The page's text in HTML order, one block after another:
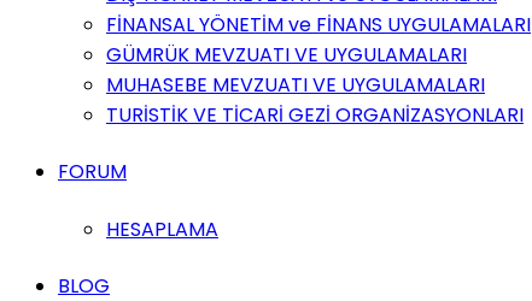
FİNANSAL YÖNETİM ve FİNANS UYGULAMALARI
GÜMRÜK MEVZUATI VE UYGULAMALARI
MUHASEBE MEVZUATI VE UYGULAMALARI
TURİSTİK VE TİCARİ GEZİ ORGANİZASYONLARI
FORUM
HESAPLAMA
BLOG